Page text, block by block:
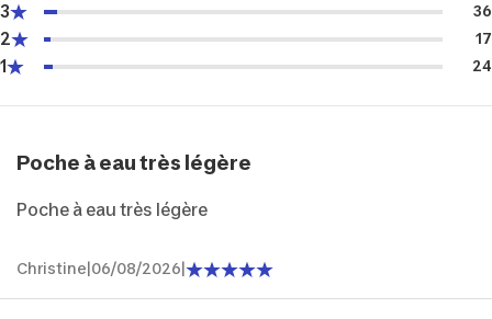
3 36
2 17
1 24
Poche à eau très légère
Poche à eau très légère
Christine 06/08/2026